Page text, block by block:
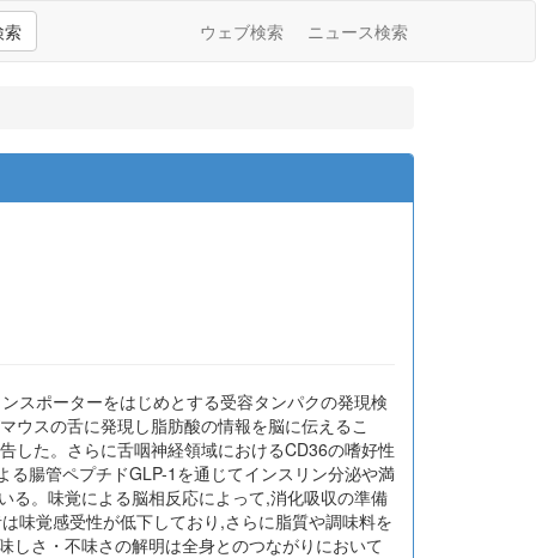
索 ウェブ検索 ニュース検索
スポーターをはじめとする受容タンパクの発現検
ウスの舌に発現し脂肪酸の情報を脳に伝えるこ
した。さらに舌咽神経領域におけるCD36の嗜好性
腸管ペプチドGLP-1を通じてインスリン分泌や満
る。味覚による脳相反応によって,消化吸収の準備
味覚感受性が低下しており,さらに脂質や調味料を
しさ・不味さの解明は全身とのつながりにおいて